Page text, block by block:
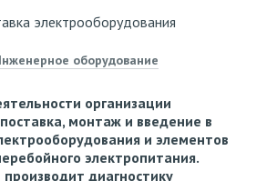
электрооборудования
оборудование
организации
монтаж и введение в
и элементов
электропитания.
диагностику